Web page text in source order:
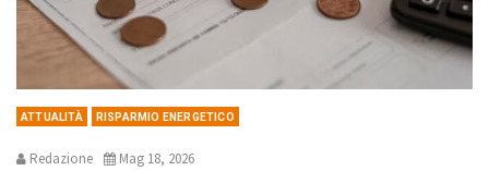
ATTUALITÀ RISPARMIO ENERGETICO
Redazione Mag 18, 2026